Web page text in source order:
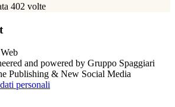
402 volte
and powered by Gruppo Spaggiari
Publishing & New Social Media
personali